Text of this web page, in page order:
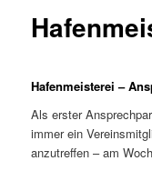
Hafenmeisterei –
Als erster
immer ein
anzutreffen – am